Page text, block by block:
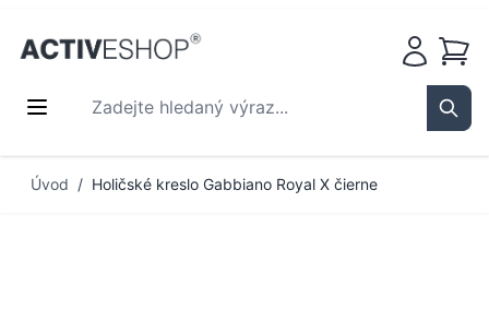
Zadejte hledaný výraz...
Košík
Úvod / Holičské kreslo Gabbiano Royal X čierne